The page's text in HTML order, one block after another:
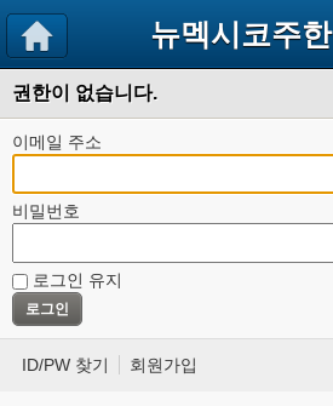
뉴멕시코주
권한이 없습니다.
이메일 주소
비밀번호
로그인 유지
ID/PW 찾기 회원가입